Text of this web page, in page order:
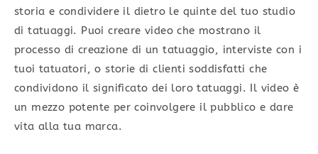
storia e condividere il dietro le quinte del tuo studio
di tatuaggi. Puoi creare video che mostrano il
processo di creazione di un tatuaggio, interviste con i
tuoi tatuatori, o storie di clienti soddisfatti che
condividono il significato dei loro tatuaggi. Il video è
un mezzo potente per coinvolgere il pubblico e dare
vita alla tua marca.